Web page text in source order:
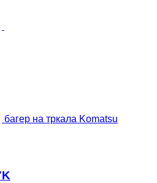
багер на тркала Komatsu